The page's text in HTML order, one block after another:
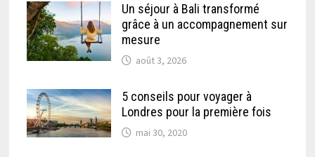
Un séjour à Bali transformé
grâce à un accompagnement sur
mesure
août 3, 2026
5 conseils pour voyager à
Londres pour la première fois
mai 30, 2020